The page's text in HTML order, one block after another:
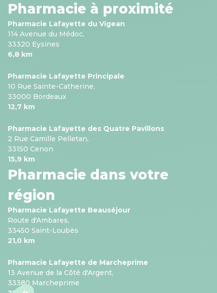
Pharmacie à proximité
Pharmacie Lafayette du Vigean
114 Avenue du Médoc,
33320 Eysines
6,8 km
Pharmacie Lafayette Principale
10 Rue Sainte-Catherine,
33000 Bordeaux
12,7 km
Pharmacie Lafayette des Quatre Pavillons
2 Rue Camille Pelletan,
33150 Cenon
15,9 km
Pharmacie dans votre
région
Pharmacie Lafayette Beauséjour
Route d'Ambares,
33450 Saint-Loubès
21,0 km
Pharmacie Lafayette de Marcheprime
13 Avenue de la Côté d'Argent,
33380 Marcheprime